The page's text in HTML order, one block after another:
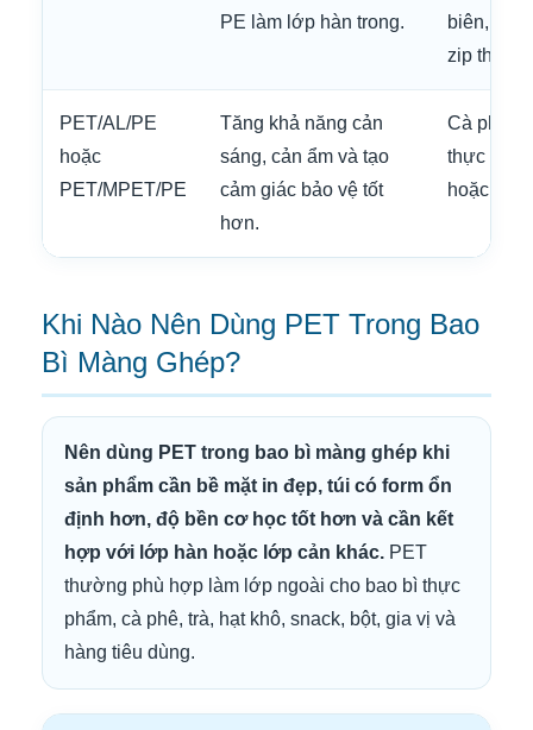
PE làm lớp hàn trong.
biên, túi
zip theo
PET/AL/PE
hoặc
PET/MPET/PE
Tăng khả năng cản
sáng, cản ẩm và tạo
cảm giác bảo vệ tốt
hơn.
Cà phê,
thực
hoặc
Khi Nào Nên Dùng PET Trong Bao
Bì Màng Ghép?
Nên dùng PET trong bao bì màng ghép khi
sản phẩm cần bề mặt in đẹp, túi có form ổn
định hơn, độ bền cơ học tốt hơn và cần kết
hợp với lớp hàn hoặc lớp cản khác. PET
thường phù hợp làm lớp ngoài cho bao bì thực
phẩm, cà phê, trà, hạt khô, snack, bột, gia vị và
hàng tiêu dùng.